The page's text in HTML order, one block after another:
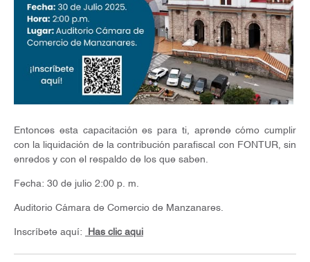
Entonces esta capacitación es para ti, aprende cómo cumplir
con la liquidación de la contribución parafiscal con FONTUR, sin
enredos y con el respaldo de los que saben.
Fecha: 30 de julio 2:00 p. m.
Auditorio Cámara de Comercio de Manzanares.
Inscríbete aquí: Has clic aqui